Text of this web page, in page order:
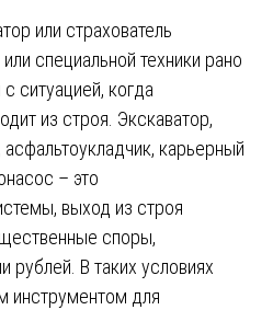
или страхователь
специальной техники рано
ситуацией, когда
из строя. Экскаватор,
карьерный
– это
выход из строя
споры,
рублей. В таких условиях
инструментом для